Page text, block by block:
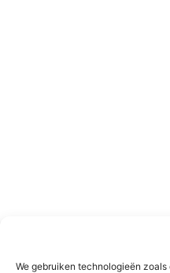
We gebruiken technologieën